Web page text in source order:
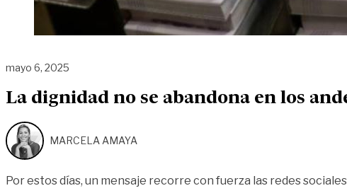
mayo 6, 2025
La dignidad no se abandona en los
MARCELA AMAYA
Por estos días, un mensaje recorre con fuerza las redes